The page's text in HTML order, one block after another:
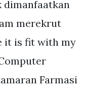
dimanfaatkan
merekrut
it is fit with my
Farmasi